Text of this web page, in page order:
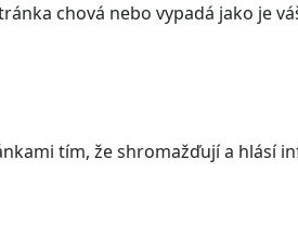
chová nebo vypadá jako je
tím, že shromažďují a hlásí